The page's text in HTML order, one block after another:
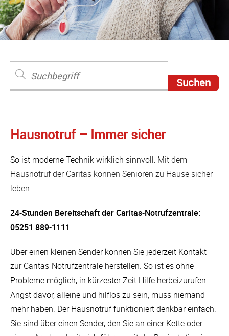
Hausnotruf – Immer sicher
So ist moderne Technik wirklich sinnvoll: Mit dem
Hausnotruf der Caritas können Senioren zu Hause sicher
leben.
24-Stunden Bereitschaft der Caritas-Notrufzentrale:
05251 889-1111
Über einen kleinen Sender können Sie jederzeit Kontakt
zur Caritas-Notrufzentrale herstellen. So ist es ohne
Probleme möglich, in kürzester Zeit Hilfe herbeizurufen.
Angst davor, alleine und hilflos zu sein, muss niemand
mehr haben. Der Hausnotruf funktioniert denkbar einfach.
Sie sind über einen Sender, den Sie an einer Kette oder